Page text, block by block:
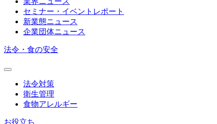
セミナー・イベントレポート
新業態ニュース
企業団体ニュース
法令・食の安全
法令対策
衛生管理
食物アレルギー
お役立ち